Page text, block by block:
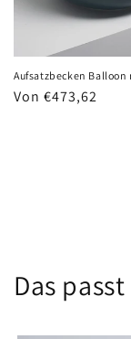
Aufsatzbecken Balloon
Normaler
Von €473,62
Das